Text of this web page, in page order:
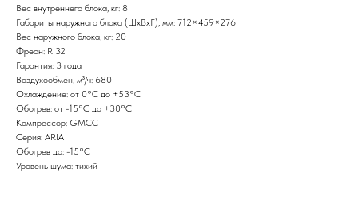
Вес внутреннего блока, кг: 8
Габариты наружного блока (ШxВxГ), мм: 712×459×276
Вес наружного блока, кг: 20
Фреон: R 32
Гарантия: 3 года
Воздухообмен, м³/ч: 680
Охлаждение: от 0°С до +53°С
Обогрев: от -15°С до +30°С
Компрессор: GMCC
Серия: ARIA
Обогрев до: -15°С
Уровень шума: тихий